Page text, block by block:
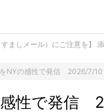
ましメール）にご注意を】
NYの感性で発信 2026/7/10
性で発信